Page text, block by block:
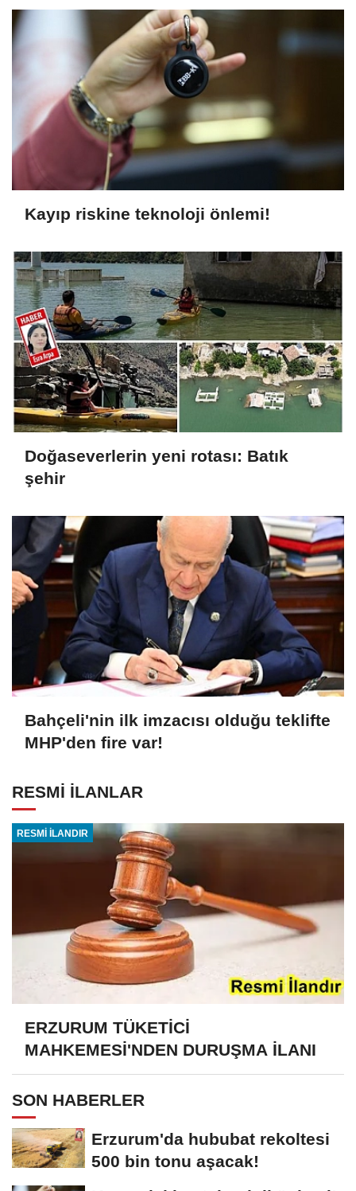
Kayıp riskine teknoloji önlemi!
Doğaseverlerin yeni rotası: Batık
şehir
Bahçeli'nin ilk imzacısı olduğu teklifte
MHP'den fire var!
RESMİ İLANLAR
RESMİ İLANDIR
ERZURUM TÜKETİCİ
MAHKEMESİ'NDEN DURUŞMA İLANI
SON HABERLER
Erzurum'da hububat rekoltesi
500 bin tonu aşacak!